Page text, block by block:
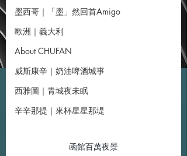
墨西哥｜「墨」然回首Amigo
歐洲｜義大利
About CHUFAN
威斯康辛｜奶油啤酒城事
西雅圖｜青城夜未眠
辛辛那提｜來杯星星那堤
函館百萬夜景